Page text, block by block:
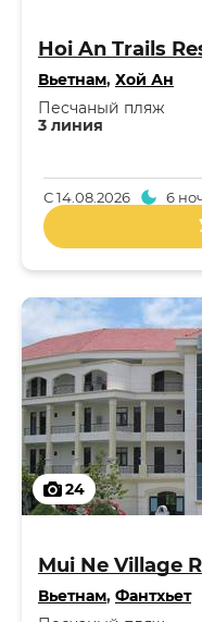
Hoi An Trails
Вьетнам, Хой Ан
3 линия
Песчаный пляж
С14.08.2026 6
24
Mui Ne Village
Вьетнам, Фантхьет